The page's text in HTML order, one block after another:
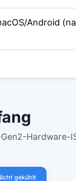
Android
Hardware-
gekühlt